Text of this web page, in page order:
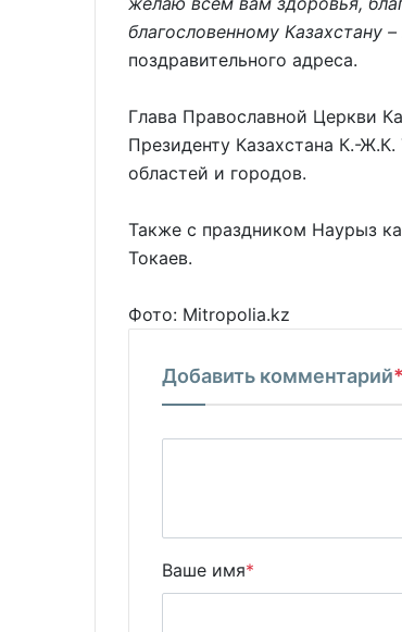
благословенному Казахстану
поздравительного адреса.
Глава Православной Церкви
Президенту Казахстана К.-
областей и городов.
Также с праздником Наурыз
Токаев.
Фото: Mitropolia.kz
Добавить комментарий*
Ваше имя*